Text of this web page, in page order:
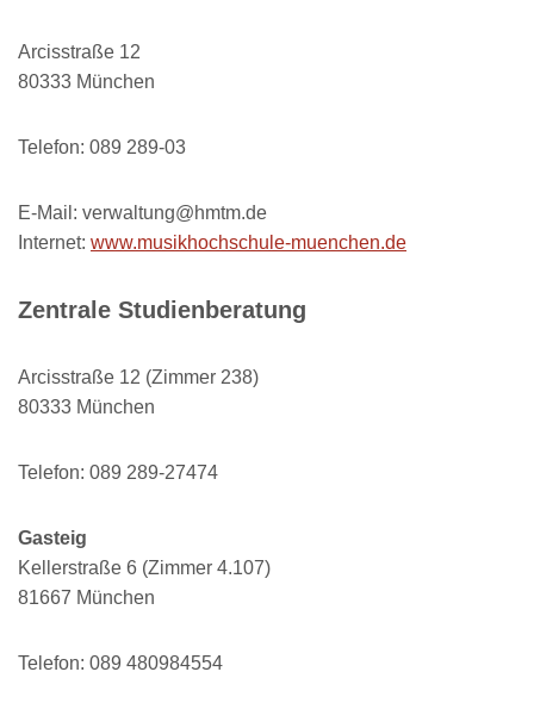
Arcisstraße 12
80333 München
Telefon: 089 289-03
E-Mail: verwaltung@hmtm.de
Internet: www.musikhochschule-muenchen.de
Zentrale Studienberatung
Arcisstraße 12 (Zimmer 238)
80333 München
Telefon: 089 289-27474
Gasteig
Kellerstraße 6 (Zimmer 4.107)
81667 München
Telefon: 089 480984554